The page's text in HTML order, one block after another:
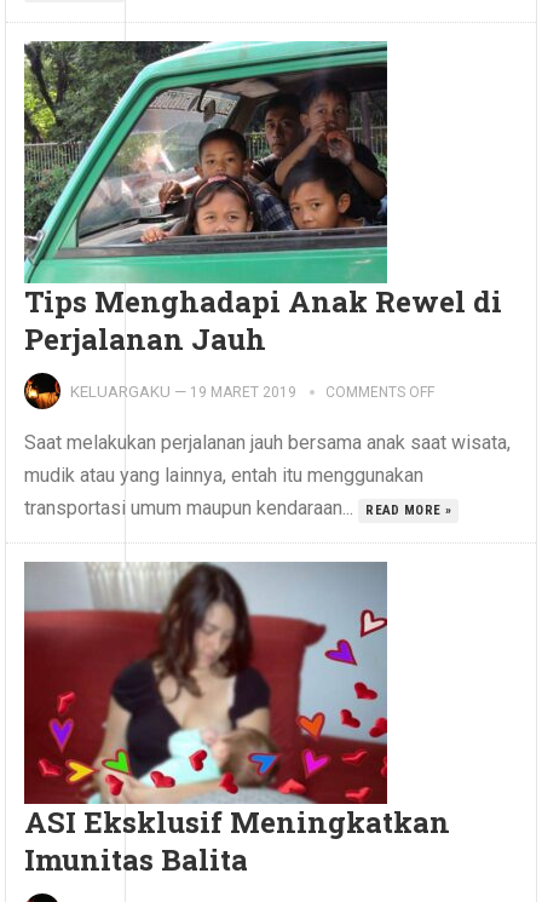
Tips Menghadapi Anak Rewel di
Perjalanan Jauh
KELUARGAKU — 19 MARET 2019 COMMENTS OFF
Saat melakukan perjalanan jauh bersama anak saat wisata,
mudik atau yang lainnya, entah itu menggunakan
transportasi umum maupun kendaraan...
READ MORE »
ASI Eksklusif Meningkatkan
Imunitas Balita